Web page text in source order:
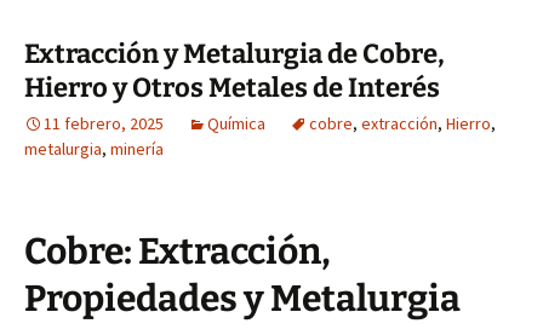
Extracción y Metalurgia de Cobre,
Hierro y Otros Metales de Interés
11 febrero, 2025 Química cobre, extracción, Hierro,
metalurgia, minería
Cobre: Extracción,
Propiedades y Metalurgia